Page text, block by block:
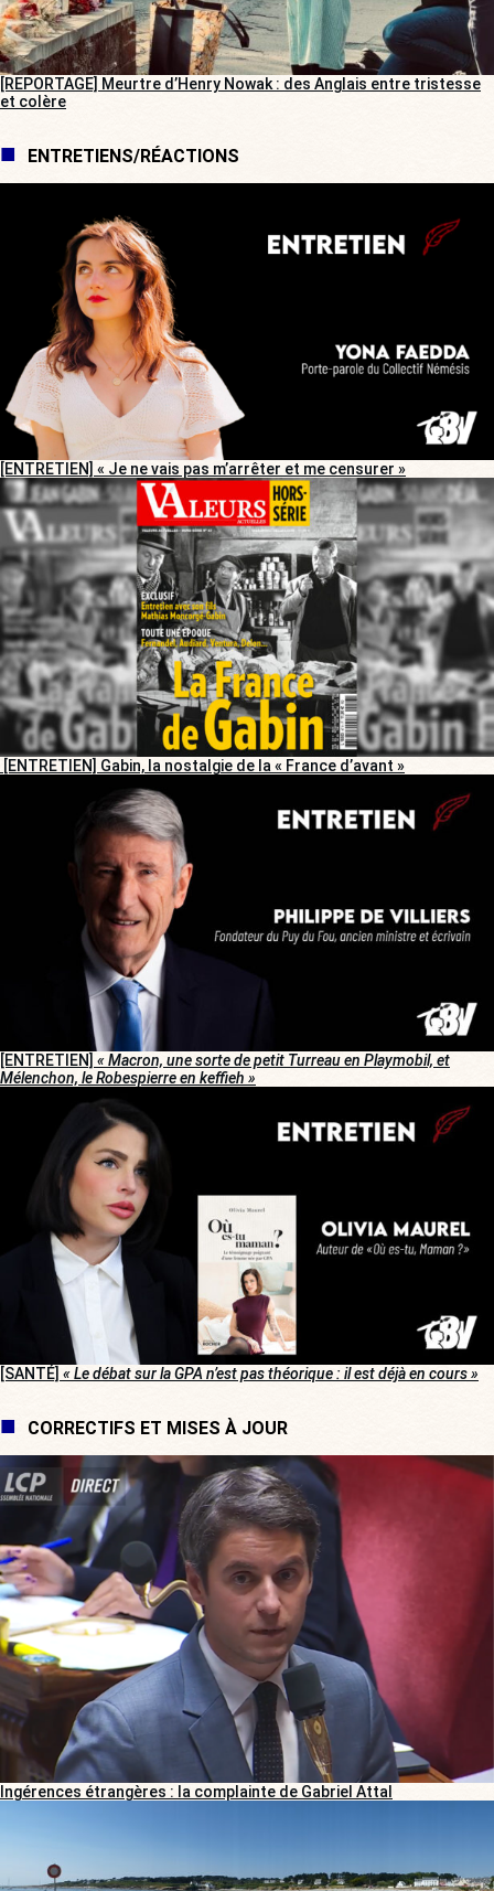
[REPORTAGE] Meurtre d’Henry Nowak : des Anglais entre tristesse
et colère
ENTRETIENS/RÉACTIONS
[ENTRETIEN] « Je ne vais pas m’arrêter et me censurer »
[ENTRETIEN] Gabin, la nostalgie de la « France d’avant »
[ENTRETIEN] « Macron, une sorte de petit Turreau en Playmobil, et
Mélenchon, le Robespierre en keffieh »
[SANTÉ] « Le débat sur la GPA n’est pas théorique : il est déjà en cours »
CORRECTIFS ET MISES À JOUR
Ingérences étrangères : la complainte de Gabriel Attal